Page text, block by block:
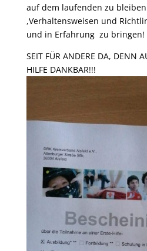
auf dem laufenden zu
,Verhaltensweisen und
und in Erfahrung zu bringen!
SEIT FÜR ANDERE DA, DENN
HILFE DANKBAR!!!